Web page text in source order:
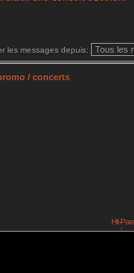
les messages depuis:
/ concerts